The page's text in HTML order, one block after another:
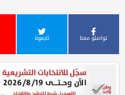
تواصلو معنا تابعونا